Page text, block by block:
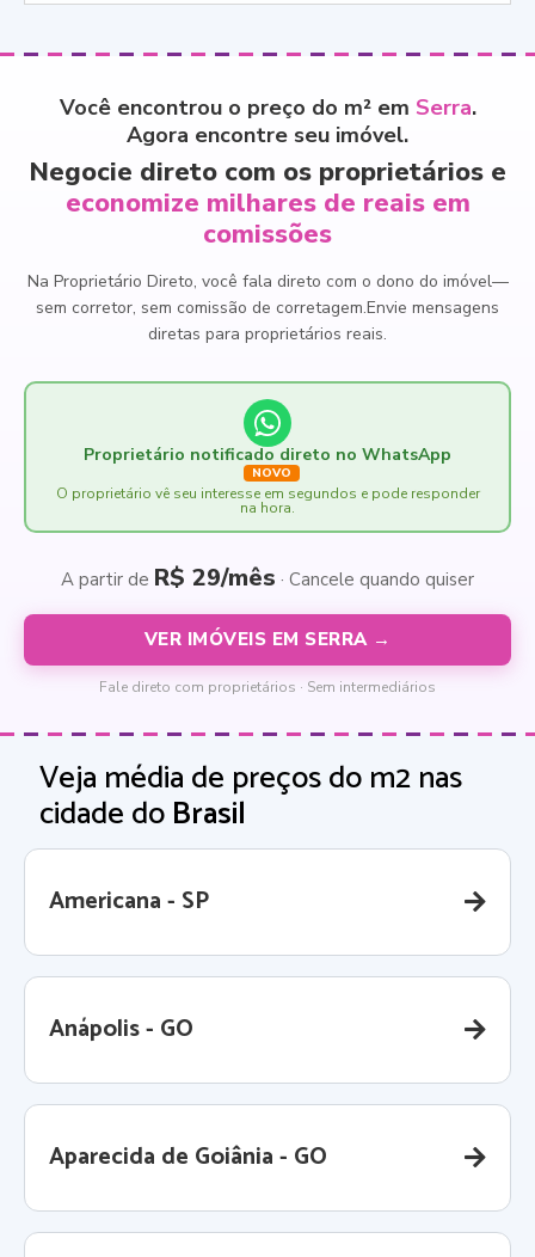
Você encontrou o preço do m² em Serra.
Agora encontre seu imóvel.
Negocie direto com os proprietários e
economize milhares de reais em
comissões
Na Proprietário Direto, você fala direto com o dono do imóvel—
sem corretor, sem comissão de corretagem.Envie mensagens
diretas para proprietários reais.
Proprietário notificado direto no WhatsApp
NOVO
O proprietário vê seu interesse em segundos e pode responder
na hora.
A partir de R$ 29/mês · Cancele quando quiser
VER IMÓVEIS EM SERRA →
Fale direto com proprietários · Sem intermediários
Veja média de preços do m2 nas
cidade doBrasil
Americana - SP
Anápolis - GO
Aparecida de Goiânia - GO